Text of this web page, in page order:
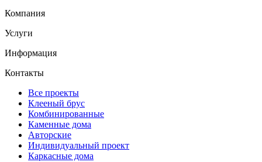
Компания
Услуги
Информация
Контакты
Все проекты
Клееный брус
Комбинированные
Каменные дома
Авторские
Индивидуальный проект
Каркасные дома